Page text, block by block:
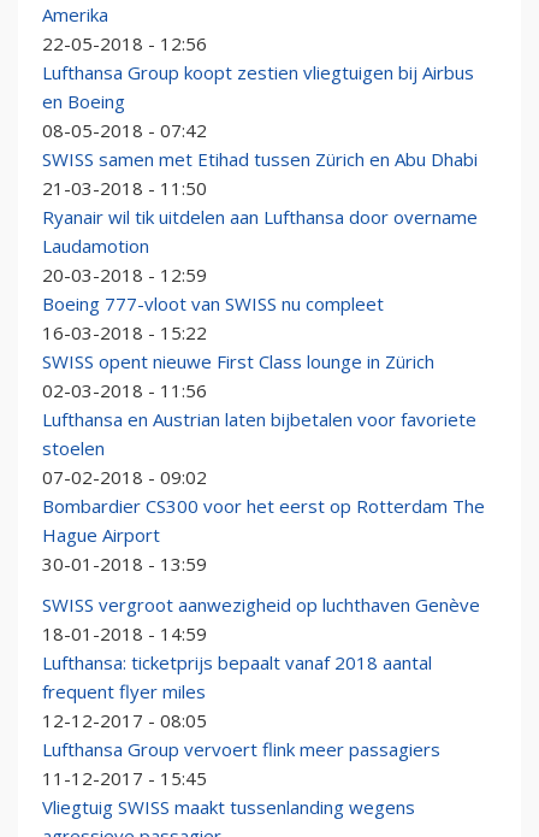
Amerika
22-05-2018 - 12:56
Lufthansa Group koopt zestien vliegtuigen bij Airbus
en Boeing
08-05-2018 - 07:42
SWISS samen met Etihad tussen Zürich en Abu Dhabi
21-03-2018 - 11:50
Ryanair wil tik uitdelen aan Lufthansa door overname
Laudamotion
20-03-2018 - 12:59
Boeing 777-vloot van SWISS nu compleet
16-03-2018 - 15:22
SWISS opent nieuwe First Class lounge in Zürich
02-03-2018 - 11:56
Lufthansa en Austrian laten bijbetalen voor favoriete
stoelen
07-02-2018 - 09:02
Bombardier CS300 voor het eerst op Rotterdam The
Hague Airport
30-01-2018 - 13:59
SWISS vergroot aanwezigheid op luchthaven Genève
18-01-2018 - 14:59
Lufthansa: ticketprijs bepaalt vanaf 2018 aantal
frequent flyer miles
12-12-2017 - 08:05
Lufthansa Group vervoert flink meer passagiers
11-12-2017 - 15:45
Vliegtuig SWISS maakt tussenlanding wegens